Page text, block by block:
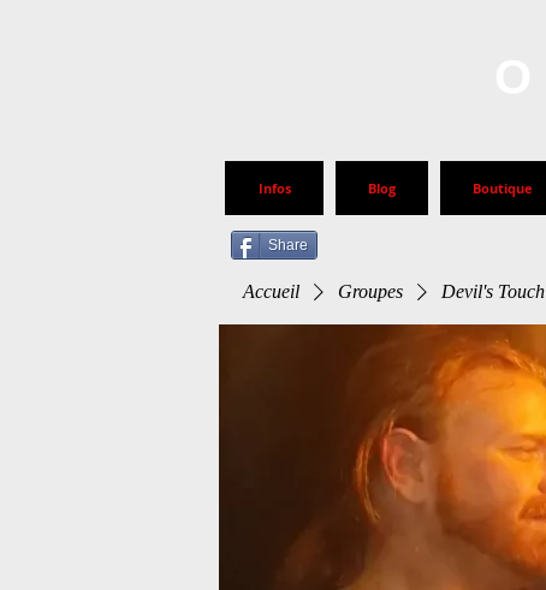
Infos Blog Boutique
Share
Accueil Groupes Devil's Touch